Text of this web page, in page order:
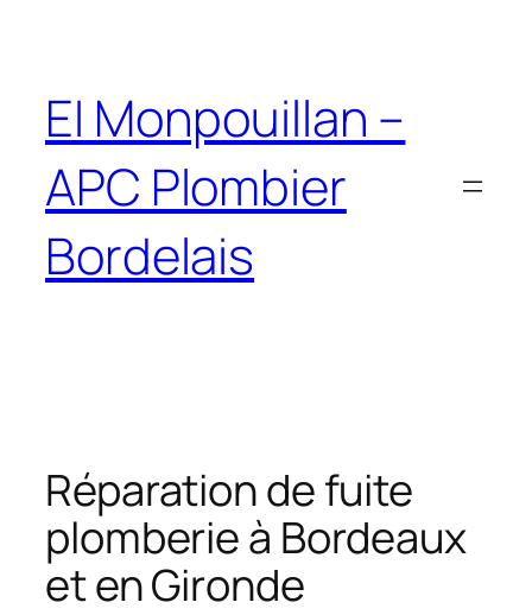
EI Monpouillan –
APC Plombier
Bordelais
Réparation de fuite
plomberie à Bordeaux
et en Gironde